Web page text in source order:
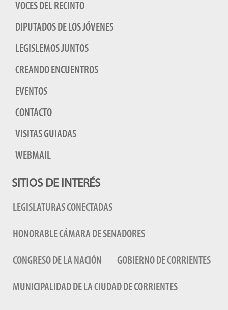
VOCES DEL RECINTO
DIPUTADOS DE LOS JÓVENES
LEGISLEMOS JUNTOS
CREANDO ENCUENTROS
EVENTOS
CONTACTO
VISITAS GUIADAS
WEBMAIL
SITIOS DE INTERÉS
LEGISLATURAS CONECTADAS
HONORABLE CÁMARA DE SENADORES
CONGRESO DE LA NACIÓN GOBIERNO DE CORRIENTES
MUNICIPALIDAD DE LA CIUDAD DE CORRIENTES